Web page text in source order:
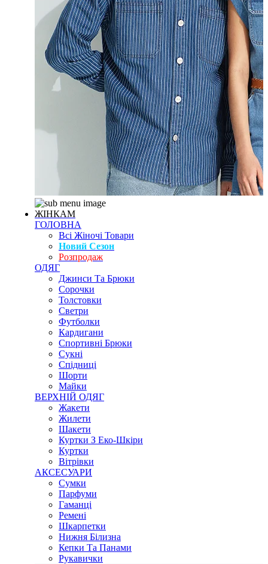
ЖІНКАМ
ГОЛОВНА
Всі Жіночі Товари
Новий Сезон
Розпродаж
ОДЯГ
Джинси Та Брюки
Сорочки
Толстовки
Светри
Футболки
Кардигани
Спортивні Брюки
Сукні
Спідниці
Шорти
Майки
ВЕРХНІЙ ОДЯГ
Жакети
Жилети
Шакети
Куртки З Еко-Шкіри
Куртки
Вітрівки
АКСЕСУАРИ
Сумки
Парфуми
Гаманці
Ремені
Шкарпетки
Нижня Білизна
Кепки Та Панами
Рукавички